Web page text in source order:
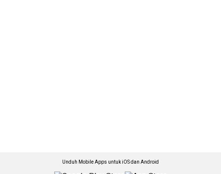
Unduh Mobile Apps untuk iOS dan Android